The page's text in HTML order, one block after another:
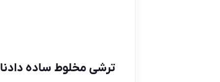
ترشی مخلوط ساده